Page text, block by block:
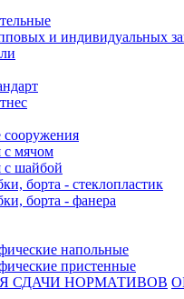
и индивидуальных
с мячом
с шайбой
борта - стеклопластик
борта - фанера
напольные
пристенные
СДАЧИ НОРМАТИВОВ